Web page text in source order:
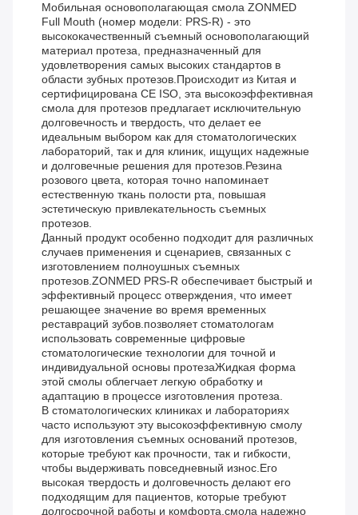
Мобильная основополагающая смола ZONMED
Full Mouth (номер модели: PRS-R) - это
высококачественный съемный основополагающий
материал протеза, предназначенный для
удовлетворения самых высоких стандартов в
области зубных протезов.Происходит из Китая и
сертифицирована CE ISO, эта высокоэффективная
смола для протезов предлагает исключительную
долговечность и твердость, что делает ее
идеальным выбором как для стоматологических
лабораторий, так и для клиник, ищущих надежные
и долговечные решения для протезов.Резина
розового цвета, которая точно напоминает
естественную ткань полости рта, повышая
эстетическую привлекательность съемных
протезов.
Данный продукт особенно подходит для различных
случаев применения и сценариев, связанных с
изготовлением полноушных съемных
протезов.ZONMED PRS-R обеспечивает быстрый и
эффективный процесс отверждения, что имеет
решающее значение во время временных
реставраций зубов.позволяет стоматологам
использовать современные цифровые
стоматологические технологии для точной и
индивидуальной основы протезаЖидкая форма
этой смолы облегчает легкую обработку и
адаптацию в процессе изготовления протеза.
В стоматологических клиниках и лабораториях
часто используют эту высокоэффективную смолу
для изготовления съемных оснований протезов,
которые требуют как прочности, так и гибкости,
чтобы выдерживать повседневный износ.Его
высокая твердость и долговечность делают его
подходящим для пациентов, которые требуют
долгосрочной работы и комфорта.смола надежно